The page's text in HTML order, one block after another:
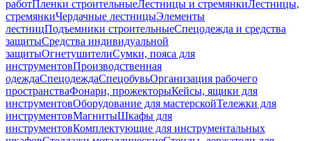
работПленки строительныеЛестницы и стремянкиЛестницы,
стремянкиЧердачные лестницыЭлементы
лестницПодъемники строительныеСпецодежда и средства
защитыСредства индивидуальной
защитыОгнетушителиСумки, пояса для
инструментовПроизводственная
одеждаСпецодеждаСпецобувьОрганизация рабочего
пространстваФонари, прожекторыКейсы, ящики для
инструментовОборудование для мастерскойТележки для
инструментовМагнитыШкафы для
инструментовКомплектующие для инструментальных